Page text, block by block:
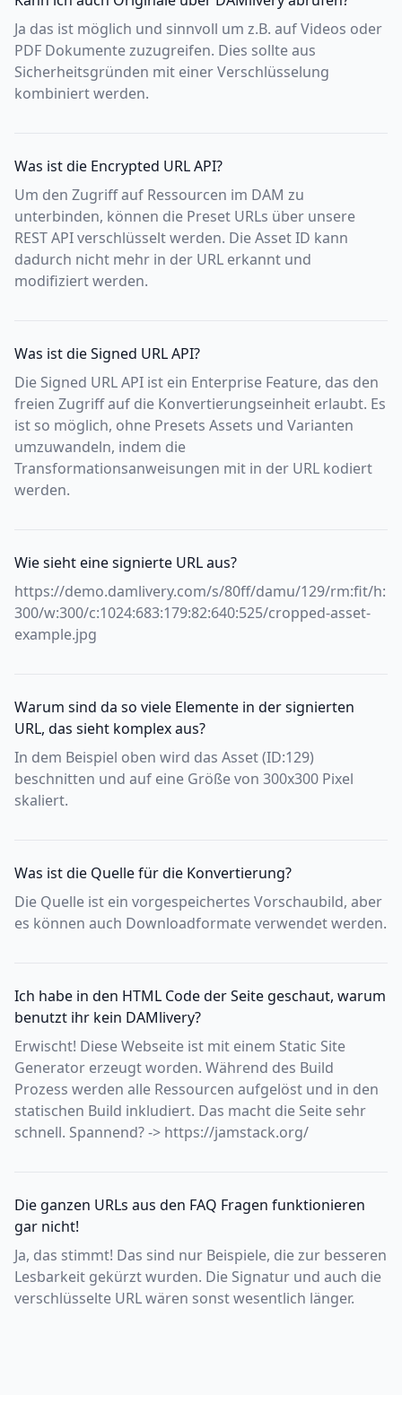
Ja das ist möglich und sinnvoll um z.B. auf Videos oder
PDF Dokumente zuzugreifen. Dies sollte aus
Sicherheitsgründen mit einer Verschlüsselung
kombiniert werden.
Was ist die Encrypted URL API?
Um den Zugriff auf Ressourcen im DAM zu
unterbinden, können die Preset URLs über unsere
REST API verschlüsselt werden. Die Asset ID kann
dadurch nicht mehr in der URL erkannt und
modifiziert werden.
Was ist die Signed URL API?
Die Signed URL API ist ein Enterprise Feature, das den
freien Zugriff auf die Konvertierungseinheit erlaubt. Es
ist so möglich, ohne Presets Assets und Varianten
umzuwandeln, indem die
Transformationsanweisungen mit in der URL kodiert
werden.
Wie sieht eine signierte URL aus?
https://demo.damlivery.com/s/80ff/damu/129/rm:fit/h:
300/w:300/c:1024:683:179:82:640:525/cropped-asset-
example.jpg
Warum sind da so viele Elemente in der signierten
URL, das sieht komplex aus?
In dem Beispiel oben wird das Asset (ID:129)
beschnitten und auf eine Größe von 300x300 Pixel
skaliert.
Was ist die Quelle für die Konvertierung?
Die Quelle ist ein vorgespeichertes Vorschaubild, aber
es können auch Downloadformate verwendet werden.
Ich habe in den HTML Code der Seite geschaut, warum
benutzt ihr kein DAMlivery?
Erwischt! Diese Webseite ist mit einem Static Site
Generator erzeugt worden. Während des Build
Prozess werden alle Ressourcen aufgelöst und in den
statischen Build inkludiert. Das macht die Seite sehr
schnell. Spannend? -> https://jamstack.org/
Die ganzen URLs aus den FAQ Fragen funktionieren
gar nicht!
Ja, das stimmt! Das sind nur Beispiele, die zur besseren
Lesbarkeit gekürzt wurden. Die Signatur und auch die
verschlüsselte URL wären sonst wesentlich länger.